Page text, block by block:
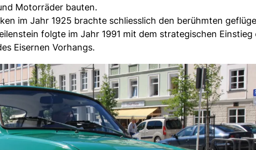
Motorräder bauten.
im Jahr 1925 brachte schliesslich den berühmten
folgte im Jahr 1991 mit dem strategischen Einstieg
Eisernen Vorhangs.